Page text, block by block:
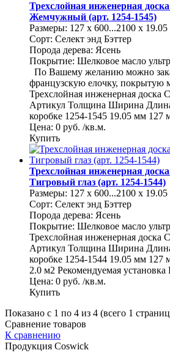
Трехслойная инженерная
Жемчужный (арт. 1254-1545)
Размеры: 127 x 600...2100 x
Сорт: Селект энд Бэттер
Порода дерева: Ясень
Покрытие: Шелковое масло
По Вашему желанию можно
французскую елочку, покрытую
Трехслойная инженерная доска
Артикул Толщина Ширина
коробке 1254-1545 19.05 мм 127
Цена: 0 руб. /кв.м.
Купить
Трехслойная инженерная
Тигровый глаз (арт. 1254-1544)
Размеры: 127 x 600...2100 x
Сорт: Селект энд Бэттер
Порода дерева: Ясень
Покрытие: Шелковое масло
Трехслойная инженерная доска
Артикул Толщина Ширина
коробке 1254-1544 19.05 мм
2.0 м2 Рекомендуемая
Цена: 0 руб. /кв.м.
Купить
Показано с 1 по 4 из 4 (всего 1
Сравнение товаров
К сравнению
Продукция Coswick